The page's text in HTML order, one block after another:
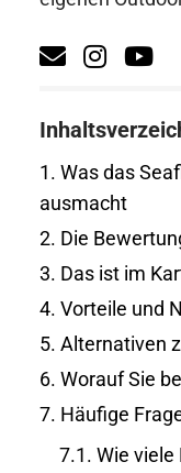
1. Was das
ausmacht
2. Die
3. Das ist im
4. Vorteile und
5. Alternativen
6. Worauf Sie
7. Häufige
7.1. Wie viele